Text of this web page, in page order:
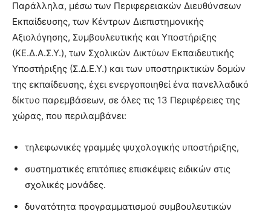
Παράλληλα, μέσω των Περιφερειακών Διευθύνσεων
Εκπαίδευσης, των Κέντρων Διεπιστημονικής
Αξιολόγησης, Συμβουλευτικής και Υποστήριξης
(ΚΕ.Δ.Α.Σ.Υ.), των Σχολικών Δικτύων Εκπαιδευτικής
Υποστήριξης (Σ.Δ.Ε.Υ.) και των υποστηρικτικών δομών
της εκπαίδευσης, έχει ενεργοποιηθεί ένα πανελλαδικό
δίκτυο παρεμβάσεων, σε όλες τις 13 Περιφέρειες της
χώρας, που περιλαμβάνει:
τηλεφωνικές γραμμές ψυχολογικής υποστήριξης,
συστηματικές επιτόπιες επισκέψεις ειδικών στις
σχολικές μονάδες.
δυνατότητα προγραμματισμού συμβουλευτικών